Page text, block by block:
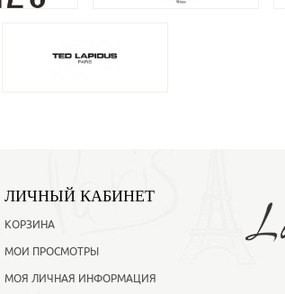
ЛИЧНЫЙ КАБИНЕТ
КОРЗИНА
МОИ ПРОСМОТРЫ
МОЯ ЛИЧНАЯ ИНФОРМАЦИЯ